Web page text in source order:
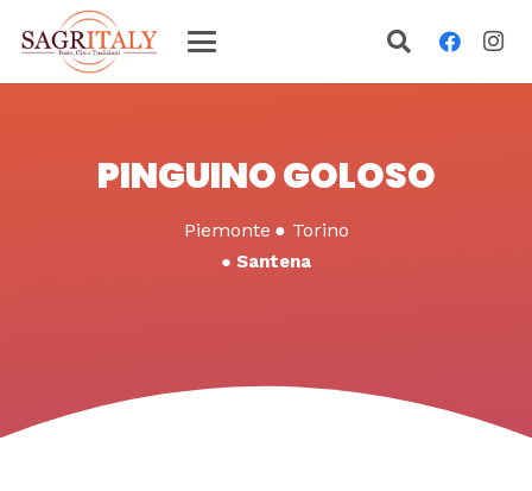
PINGUINO GOLOSO
Piemonte ● Torino
● Santena